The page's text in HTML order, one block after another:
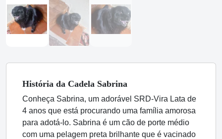
História da Cadela Sabrina
Conheça Sabrina, um adorável SRD-Vira Lata de
4 anos que está procurando uma família amorosa
para adotá-lo. Sabrina é um cão de porte médio
com uma pelagem preta brilhante que é vacinado